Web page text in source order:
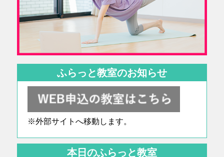
ふらっと教室のお知らせ
※外部サイトへ移動します。
本日のふらっと教室